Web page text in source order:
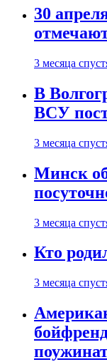
30
3 месяца
В
ВСУ
3 месяца
Минск
3 месяца
Кто
3 месяца